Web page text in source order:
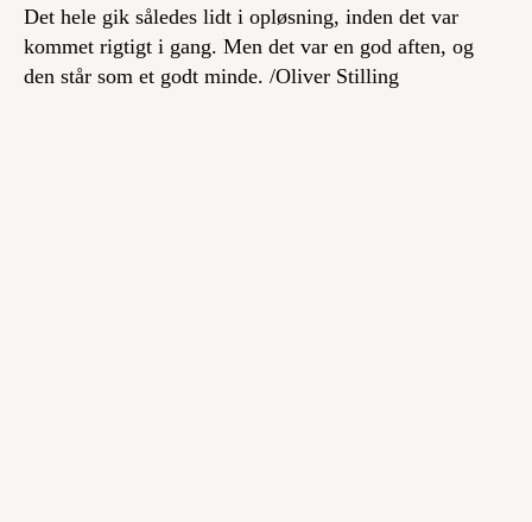
Det hele gik således lidt i opløsning, inden det var
kommet rigtigt i gang. Men det var en god aften, og
den står som et godt minde. /Oliver Stilling